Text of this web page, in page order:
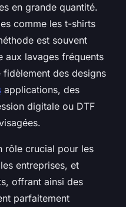
en grande quantité.
comme les t-shirts
est souvent
aux lavages fréquents
des designs
applications, des
digitale ou DTF
rôle crucial pour les
entreprises, et
offrant ainsi des
parfaitement